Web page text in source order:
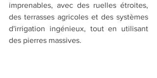
imprenables, avec des ruelles étroites,
des terrasses agricoles et des systèmes
d'irrigation ingénieux, tout en utilisant
des pierres massives.